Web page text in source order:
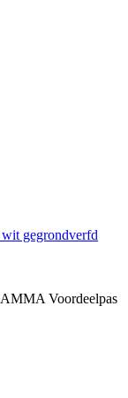
gegrondverfd
Voordeelpas